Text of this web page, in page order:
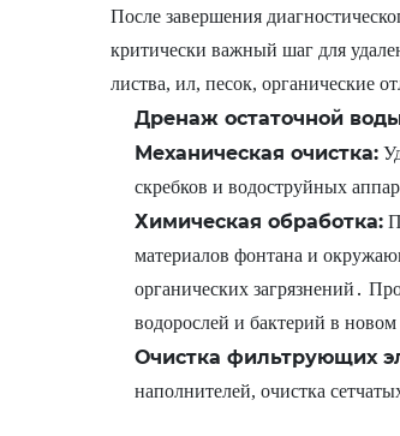
После завершения
критически важный шаг для
листва, ил, песок, органические
Дренаж остаточной
Механическая очистка:
скребков и водоструйных
Химическая обработка:
материалов фонтана и
органических загрязнений․
водорослей и бактерий в новом
Очистка фильтрующих
наполнителей, очистка